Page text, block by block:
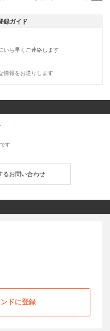
録ガイド
いち早くご連絡します
情報をお送りします
す
るお問い合わせ
ドに登録